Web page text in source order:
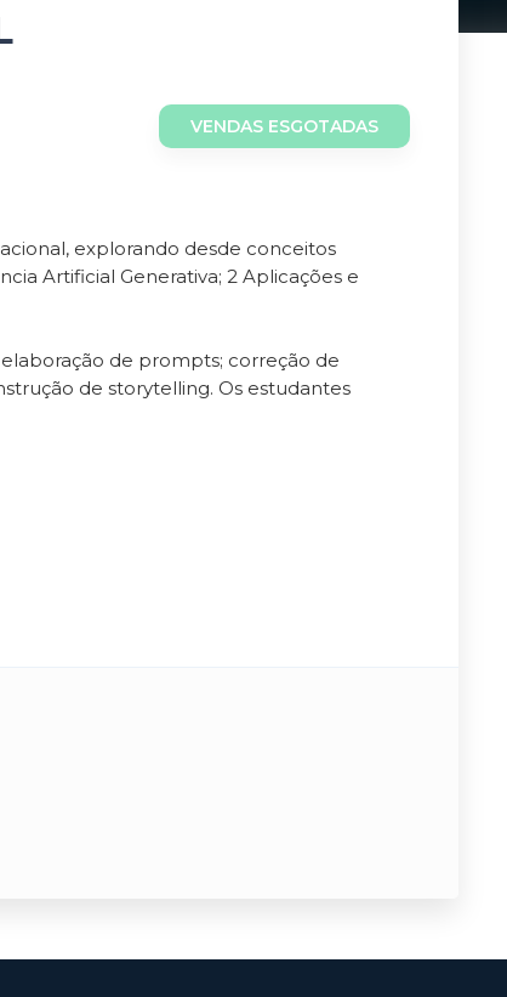
VENDAS ESGOTADAS
explorando desde conceitos
Artificial Generativa; 2 Aplicações e
de prompts; correção de
de storytelling. Os estudantes